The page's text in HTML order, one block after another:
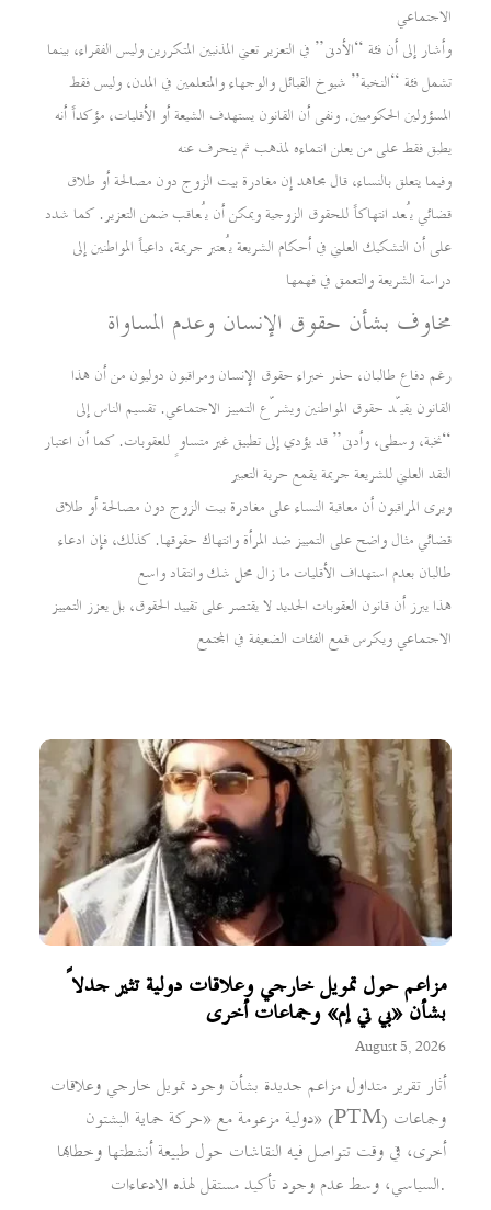
مزاعم حول تمويل خارجي وعلاقات دولية تثير جدلاً
بشأن «بي تي إم» وجماعات أخرى
August 5, 2026
أثار تقرير متداول مزاعم جديدة بشأن وجود تمويل خارجي وعلاقات
دولية مزعومة مع «حركة حماية البشتون» (PTM) وجماعات
أخرى، في وقت تتواصل فيه النقاشات حول طبيعة أنشطتها وخطابها
السياسي، وسط عدم وجود تأكيد مستقل لهذه الادعاءات.
الاجتماعي
وأشار إلى أن فئة “الأدنى” في التعزير تعني المذنبين المتكررين وليس الفقراء، بينما
تشمل فئة “النخبة” شيوخ القبائل والوجهاء والمتعلمين في المدن، وليس فقط
المسؤولين الحكوميين. ونفى أن القانون يستهدف الشيعة أو الأقليات، مؤكداً أنه
يطبق فقط على من يعلن انتماءه لمذهب ثم ينحرف عنه
وفيما يتعلق بالنساء، قال مجاهد إن مغادرة بيت الزوج دون مصالحة أو طلاق
قضائي يُعد انتهاكاً للحقوق الزوجية ويمكن أن يُعاقب ضمن التعزير. كما شدد
على أن التشكيك العلني في أحكام الشريعة يُعتبر جريمة، داعياً المواطنين إلى
دراسة الشريعة والتعمق في فهمها
مخاوف بشأن حقوق الإنسان وعدم المساواة
رغم دفاع طالبان، حذر خبراء حقوق الإنسان ومراقبون دوليون من أن هذا
القانون يقيّد حقوق المواطنين ويشرّع التمييز الاجتماعي. تقسيم الناس إلى
“نخبة، وسطى، وأدنى” قد يؤدي إلى تطبيق غير متساوٍ للعقوبات. كما أن اعتبار
النقد العلني للشريعة جريمة يقمع حرية التعبير
ويرى المراقبون أن معاقبة النساء على مغادرة بيت الزوج دون مصالحة أو طلاق
قضائي مثال واضح على التمييز ضد المرأة وانتهاك حقوقها. كذلك، فإن ادعاء
طالبان بعدم استهداف الأقليات ما زال محل شك وانتقاد واسع
هذا يبرز أن قانون العقوبات الجديد لا يقتصر على تقييد الحقوق، بل يعزز التمييز
الاجتماعي ويكرس قمع الفئات الضعيفة في المجتمع